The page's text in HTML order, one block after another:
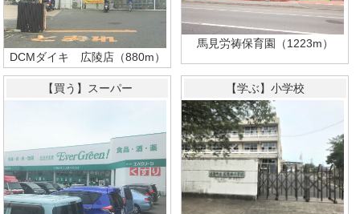
DCMダイキ 広陵店（880m）
馬見労祷保育園（1223m）
【買う】スーパー 【学ぶ】小学校